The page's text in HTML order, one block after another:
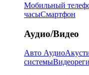
Мобильный
часыСмартфон
Аудио/Видео
Авто Аудио
системы